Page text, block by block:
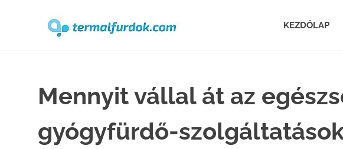
KEZDŐLAP
Mennyit vállal át az
gyógyfürdő-